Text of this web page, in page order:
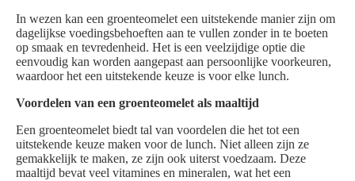
In wezen kan een groenteomelet een uitstekende manier zijn om
dagelijkse voedingsbehoeften aan te vullen zonder in te boeten
op smaak en tevredenheid. Het is een veelzijdige optie die
eenvoudig kan worden aangepast aan persoonlijke voorkeuren,
waardoor het een uitstekende keuze is voor elke lunch.
Voordelen van een groenteomelet als maaltijd
Een groenteomelet biedt tal van voordelen die het tot een
uitstekende keuze maken voor de lunch. Niet alleen zijn ze
gemakkelijk te maken, ze zijn ook uiterst voedzaam. Deze
maaltijd bevat veel vitamines en mineralen, wat het een